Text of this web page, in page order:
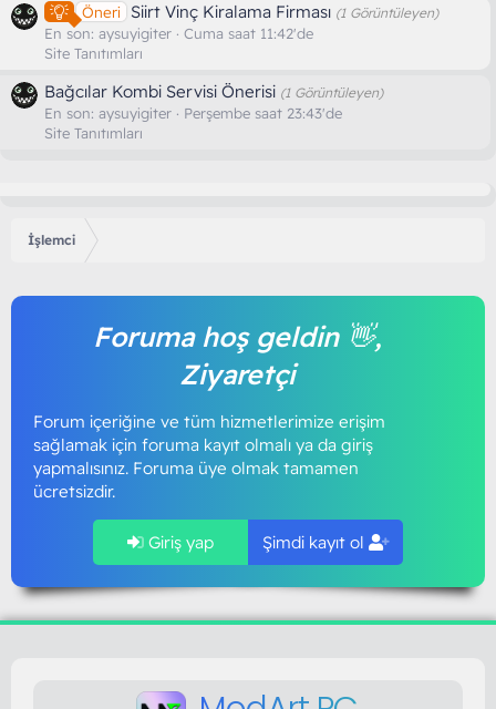
Öneri Siirt Vinç Kiralama Firması (1 Görüntüleyen)
En son: aysuyigiter
Cuma saat 11:42'de
Site Tanıtımları
Bağcılar Kombi Servisi Önerisi (1 Görüntüleyen)
En son: aysuyigiter
Perşembe saat 23:43'de
Site Tanıtımları
İşlemci
Foruma hoş geldin 👋,
Ziyaretçi
Forum içeriğine ve tüm hizmetlerimize erişim
sağlamak için foruma kayıt olmalı ya da giriş
yapmalısınız. Foruma üye olmak tamamen
ücretsizdir.
Giriş yap Şimdi kayıt ol